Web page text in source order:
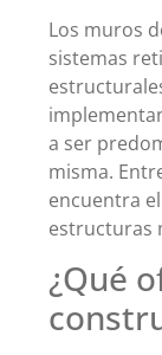
Los muros
sistemas
a ser
misma.
encuentra
estructuras
¿Qué